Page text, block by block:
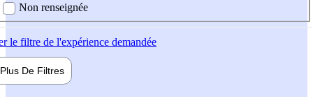
Non renseignée
le filtre de l'expérience demandée
Plus De Filtres